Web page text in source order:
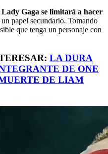
Lady Gaga se limitará a hacer
papel secundario. Tomando
que tenga un personaje con
LA DURA
DE ONE
DE LIAM